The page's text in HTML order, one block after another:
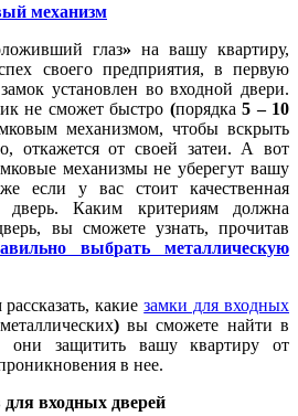
механизм
глаз» на вашу квартиру,
своего предприятия, в первую
установлен во входной двери.
не сможет быстро (порядка5 – 10
механизмом, чтобы вскрыть
откажется от своей затеи. А вот
механизмы не уберегут вашу
если у вас стоит качественная
дверь. Каким критериям должна
вы сможете узнать, прочитав
выбрать металлическую
какиезамки для входных
)вы сможете найти в
защитить вашу квартиру от
в нее.
входных дверей